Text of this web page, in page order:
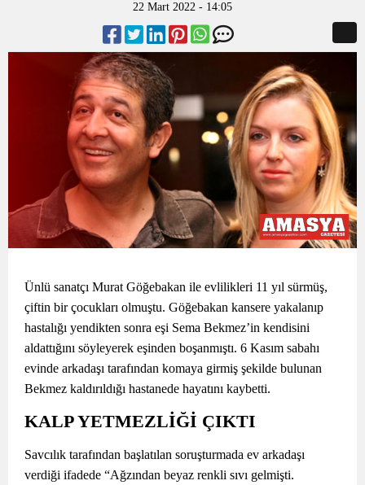
22 Mart 2022 - 14:05
Ünlü sanatçı Murat Göğebakan ile evlilikleri 11 yıl sürmüş,
çiftin bir çocukları olmuştu. Göğebakan kansere yakalanıp
hastalığı yendikten sonra eşi Sema Bekmez’in kendisini
aldattığını söyleyerek eşinden boşanmıştı. 6 Kasım sabahı
evinde arkadaşı tarafından komaya girmiş şekilde bulunan
Bekmez kaldırıldığı hastanede hayatını kaybetti.
KALP YETMEZLİĞİ ÇIKTI
Savcılık tarafından başlatılan soruşturmada ev arkadaşı
verdiği ifadede “Ağzından beyaz renkli sıvı gelmişti.